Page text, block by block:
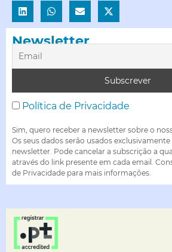
Newsletter
Política de Privacidade
Sim, quero receber a newsletter sobre o
Os seus dados serão usados exclusivamente
newsletter. Pode cancelar a subscrição a
através do link presente em cada email.
de Privacidade para mais informações.